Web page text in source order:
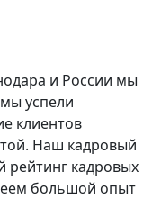
и России мы
успели
клиентов
Наш кадровый
рейтинг кадровых
большой опыт